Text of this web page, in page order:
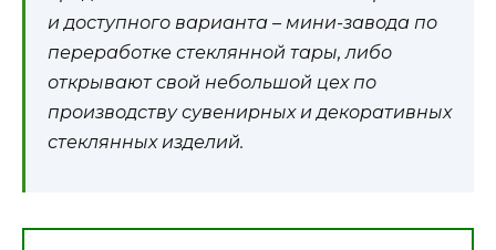
и доступного варианта – мини-завода по
переработке стеклянной тары, либо
открывают свой небольшой цех по
производству сувенирных и декоративных
стеклянных изделий.